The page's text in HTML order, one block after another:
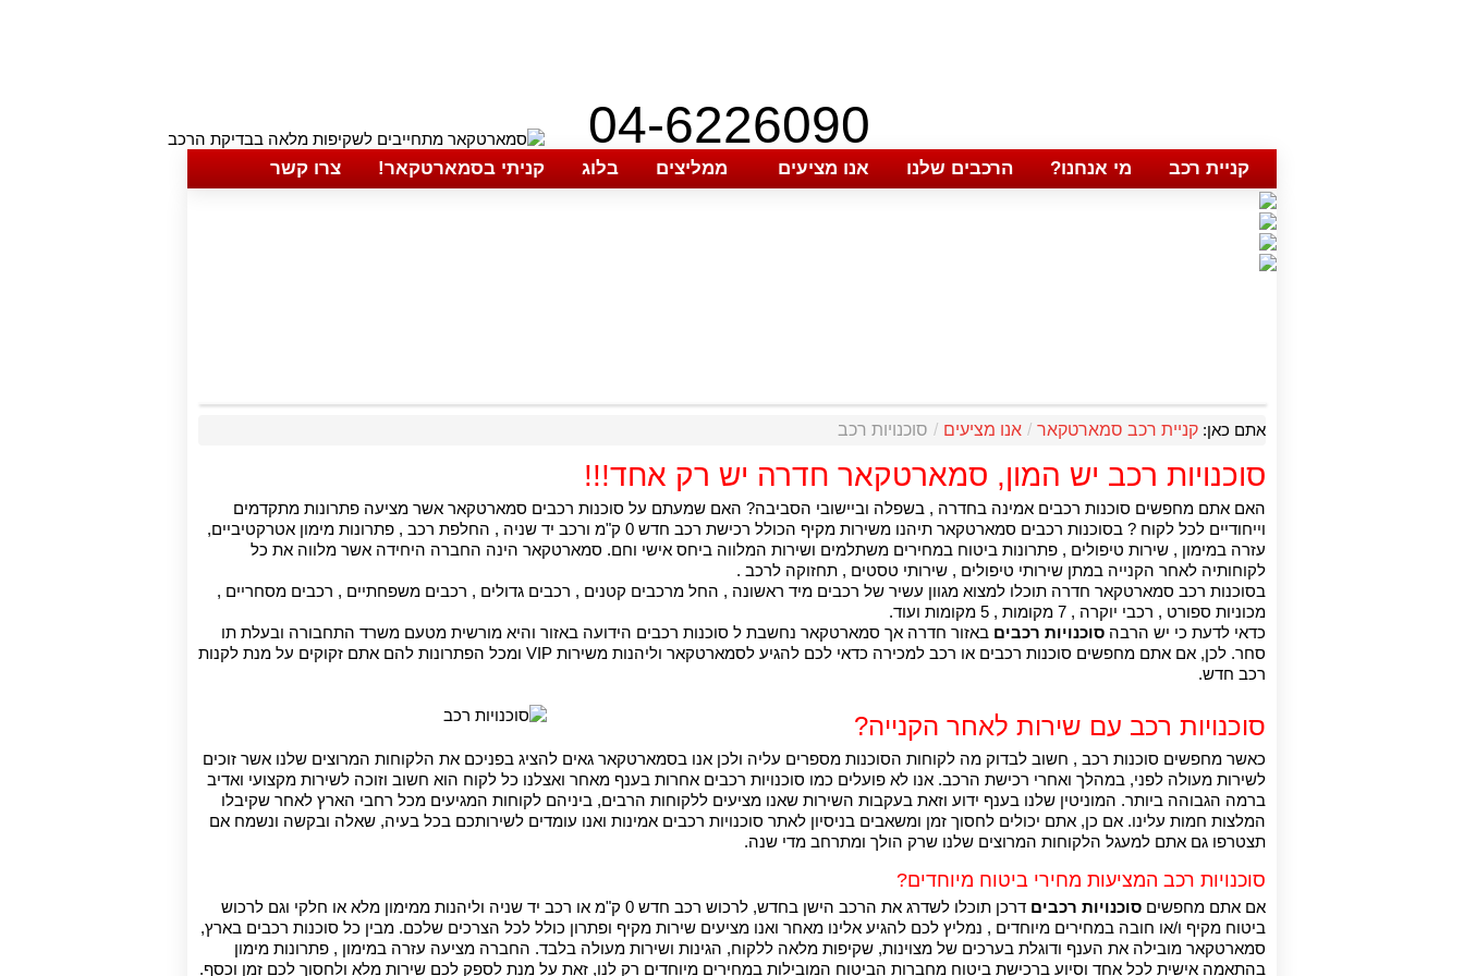
04-6226090
קניית רכב מי אנחנו? הרכבים שלנו אנו מציעים ממליצים בלוג קניתי בסמארטקאר! צרו קשר
אתם כאן: קניית רכב סמארטקאר / אנו מציעים / סוכנויות רכב
סוכנויות רכב יש המון, סמארטקאר חדרה יש רק אחד!!!
האם אתם מחפשים סוכנות רכבים אמינה בחדרה , בשפלה וביישובי הסביבה? האם שמעתם על סוכנות רכבים סמארטקאר אשר מציעה פתרונות מתקדמים
וייחודיים לכל לקוח ? בסוכנות רכבים סמארטקאר תיהנו משירות מקיף הכולל רכישת רכב חדש 0 ק"מ ורכב יד שניה , החלפת רכב , פתרונות מימון אטרקטיביים,
עזרה במימון , שירות טיפולים , פתרונות ביטוח במחירים משתלמים ושירות המלווה ביחס אישי וחם. סמארטקאר הינה החברה היחידה אשר מלווה את כל
לקוחותיה לאחר הקנייה במתן שירותי טיפולים , שירותי טסטים , תחזוקה לרכב .
בסוכנות רכב סמארטקאר חדרה תוכלו למצוא מגוון עשיר של רכבים מיד ראשונה , החל מרכבים קטנים , רכבים גדולים , רכבים משפחתיים , רכבים מסחריים ,
מכוניות ספורט , רכבי יוקרה , 7 מקומות , 5 מקומות ועוד.
כדאי לדעת כי יש הרבה סוכנויות רכבים באזור חדרה אך סמארטקאר נחשבת ל סוכנות רכבים הידועה באזור והיא מורשית מטעם משרד התחבורה ובעלת תו
סחר. לכן, אם אתם מחפשים סוכנות רכבים או רכב למכירה כדאי לכם להגיע לסמארטקאר וליהנות משירות VIP ומכל הפתרונות להם אתם זקוקים על מנת לקנות
רכב חדש.
סוכנויות רכב עם שירות לאחר הקנייה?
כאשר מחפשים סוכנות רכב , חשוב לבדוק מה לקוחות הסוכנות מספרים עליה ולכן אנו בסמארטקאר גאים להציג בפניכם את הלקוחות המרוצים שלנו אשר זוכים
לשירות מעולה לפני, במהלך ואחרי רכישת הרכב. אנו לא פועלים כמו סוכנויות רכבים אחרות בענף מאחר ואצלנו כל לקוח הוא חשוב וזוכה לשירות מקצועי ואדיב
ברמה הגבוהה ביותר. המוניטין שלנו בענף ידוע וזאת בעקבות השירות שאנו מציעים ללקוחות הרבים, ביניהם לקוחות המגיעים מכל רחבי הארץ לאחר שקיבלו
המלצות חמות עלינו. אם כן, אתם יכולים לחסוך זמן ומשאבים בניסיון לאתר סוכנויות רכבים אמינות ואנו עומדים לשירותכם בכל בעיה, שאלה ובקשה ונשמח אם
תצטרפו גם אתם למעגל הלקוחות המרוצים שלנו שרק הולך ומתרחב מדי שנה.
סוכנויות רכב המציעות מחירי ביטוח מיוחדים?
אם אתם מחפשים סוכנויות רכבים
דרכן תוכלו לשדרג את הרכב הישן בחדש, לרכוש רכב חדש 0 ק"מ או רכב יד שניה וליהנות ממימון מלא או חלקי וגם לרכוש
ביטוח מקיף ו/או חובה במחירים מיוחדים , נמליץ לכם להגיע אלינו מאחר ואנו מציעים שירות מקיף ופתרון כולל לכל הצרכים שלכם. מבין כל סוכנות רכבים בארץ,
סמארטקאר מובילה את הענף ודוגלת בערכים של מצוינות, שקיפות מלאה ללקוח, הגינות ושירות מעולה בלבד. החברה מציעה עזרה במימון , פתרונות מימון
בהתאמה אישית לכל אחד וסיוע ברכישת ביטוח מחברות הביטוח המובילות במחירים מיוחדים רק לנו, זאת על מנת לספק לכם שירות מלא ולחסוך לכם זמן וכסף.